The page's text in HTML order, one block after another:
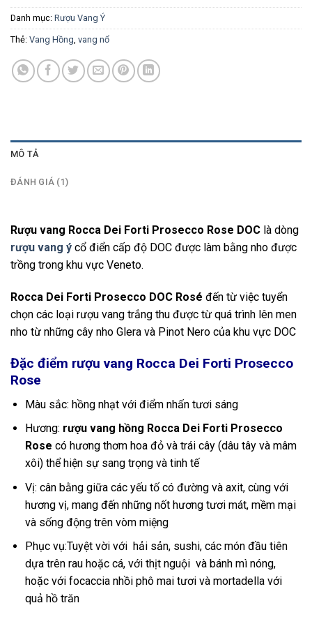
Danh mục: Rượu Vang Ý
Thẻ: Vang Hồng, vang nổ
MÔ TẢ
ĐÁNH GIÁ (1)
Rượu vang Rocca Dei Forti Prosecco Rose DOC là dòng
rượu vang ý cổ điển cấp độ DOC được làm bằng nho được
trồng trong khu vực Veneto.
Rocca Dei Forti Prosecco DOC Rosé đến từ việc tuyển
chọn các loại rượu vang trắng thu được từ quá trình lên men
nho từ những cây nho Glera và Pinot Nero của khu vực DOC
Đặc điểm rượu vang Rocca Dei Forti Prosecco
Rose
Màu sắc: hồng nhạt với điểm nhấn tươi sáng
Hương: rượu vang hồng Rocca Dei Forti Prosecco
Rose có hương thơm hoa đỏ và trái cây (dâu tây và mâm
xôi) thể hiện sự sang trọng và tinh tế
Vị: cân bằng giữa các yếu tố có đường và axit, cùng với
hương vị, mang đến những nốt hương tươi mát, mềm mại
và sống động trên vòm miệng
Phục vụ:Tuyệt vời với hải sản, sushi, các món đầu tiên
dựa trên rau hoặc cá, với thịt nguội và bánh mì nóng,
hoặc với focaccia nhồi phô mai tươi và mortadella với
quả hồ trăn